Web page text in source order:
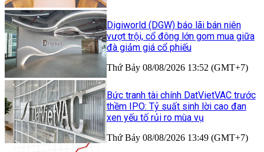
Digiworld (DGW) báo lãi bán niên
vượt trội, cổ đông lớn gom mua giữa
đà giảm giá cổ phiếu
Thứ Bảy 08/08/2026 13:52 (GMT+7)
Bức tranh tài chính DatVietVAC trước
thềm IPO: Tỷ suất sinh lời cao đan
xen yếu tố rủi ro mùa vụ
Thứ Bảy 08/08/2026 13:49 (GMT+7)